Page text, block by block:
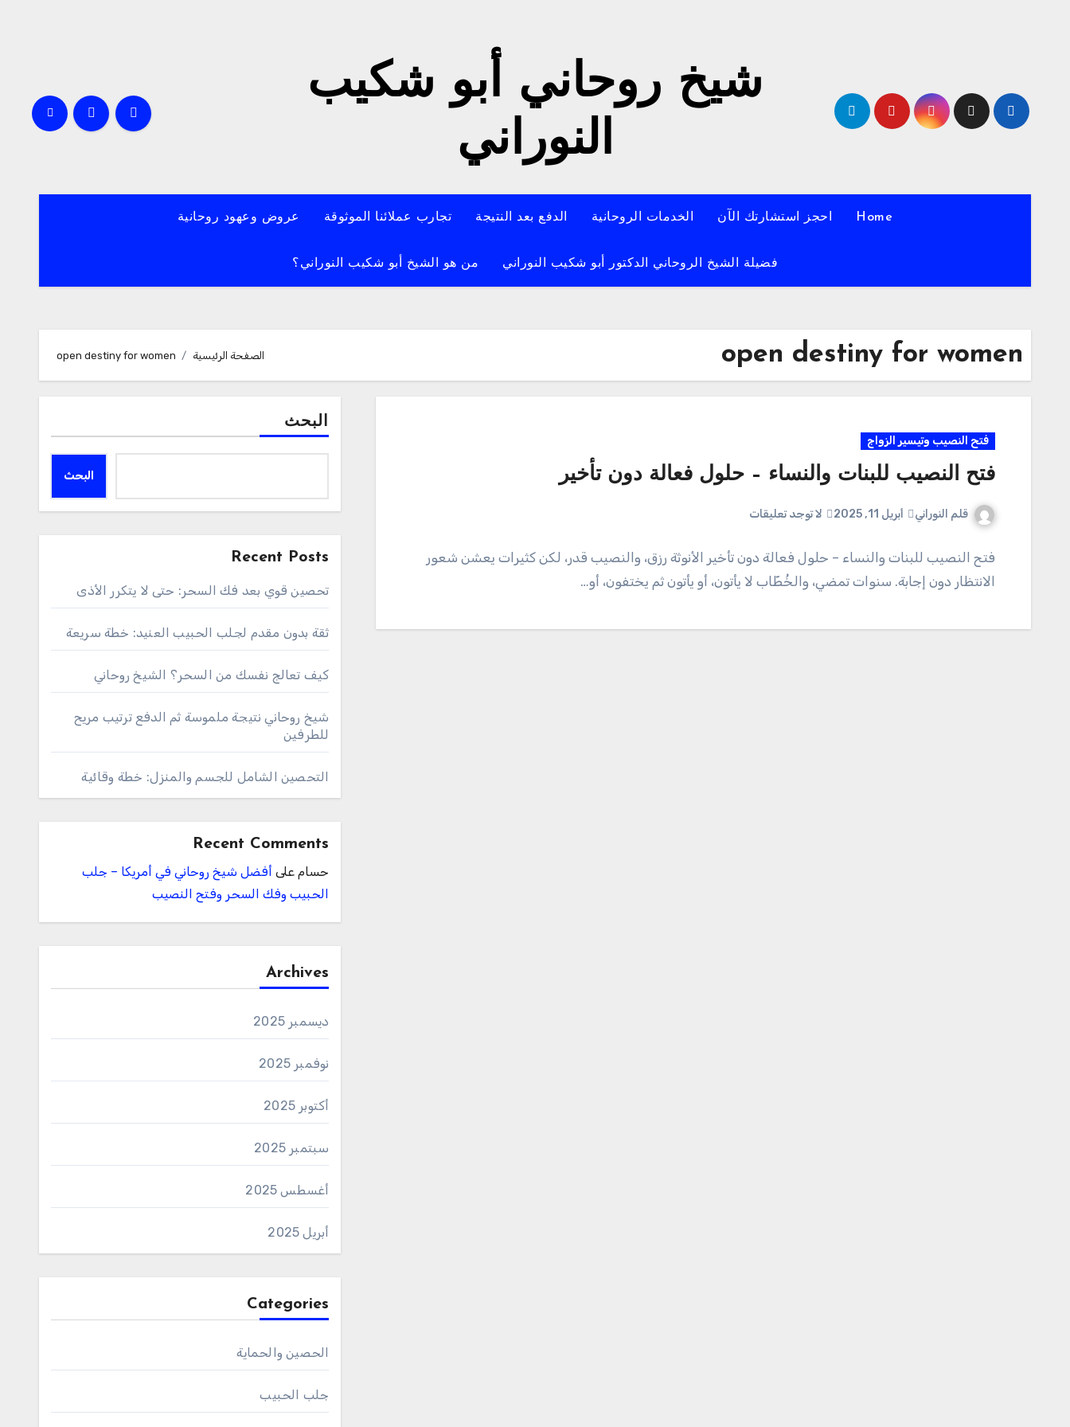
شيخ روحاني أبو شكيب
النوراني
Home احجز استشارتك الآن الخدمات الروحانية الدفع بعد النتيجة تجارب عملائنا الموثوقة عروض وعهود روحانية
فضيلة الشيخ الروحاني الدكتور أبو شكيب النوراني من هو الشيخ أبو شكيب النوراني؟
open destiny for women الصفحة الرئيسية open destiny for women
فتح النصيب وتيسير الزواج
فتح النصيب للبنات والنساء – حلول فعالة دون تأخير
قلم النوراني أبريل 11, 2025 لا توجد تعليقات
فتح النصيب للبنات والنساء – حلول فعالة دون تأخير الأنوثة رزق، والنصيب قدر، لكن كثيرات يعشن شعور
الانتظار دون إجابة. سنوات تمضي، والخُطّاب لا يأتون، أو يأتون ثم يختفون، أو…
البحث
البحث
Recent Posts
تحصين قوي بعد فك السحر: حتى لا يتكرر الأذى
ثقة بدون مقدم لجلب الحبيب العنيد: خطة سريعة
كيف تعالج نفسك من السحر؟ الشيخ روحاني
شيخ روحاني نتيجة ملموسة ثم الدفع ترتيب مريح
للطرفين
التحصين الشامل للجسم والمنزل: خطة وقائية
Recent Comments
حسامعلى أفضل شيخ روحاني في أمريكا – جلب
الحبيب وفك السحر وفتح النصيب
Archives
ديسمبر 2025
نوفمبر 2025
أكتوبر 2025
سبتمبر 2025
أغسطس 2025
أبريل 2025
Categories
الحصين والحماية
جلب الحبيب